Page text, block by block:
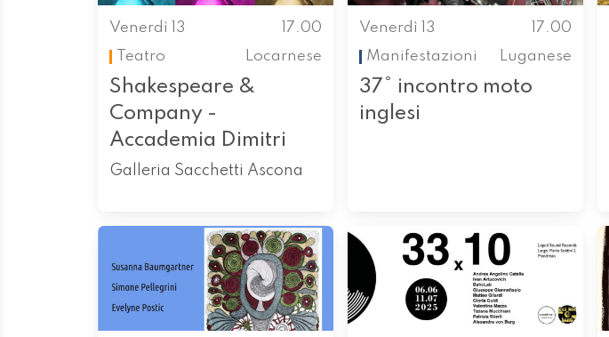
Venerdì 13
17.00
Teatro
Locarnese
Shakespeare &
Company -
Accademia Dimitri
Galleria Sacchetti Ascona
Venerdì 13
17.00
Manifestazioni
Luganese
37° incontro moto
inglesi